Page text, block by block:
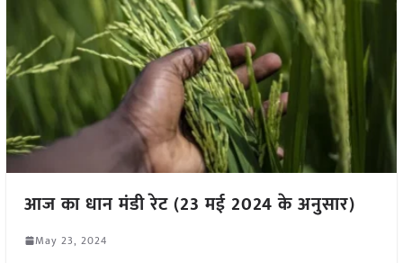
आज का धान मंडी रेट (23 मई 2024 के अनुसार)
May 23, 2024